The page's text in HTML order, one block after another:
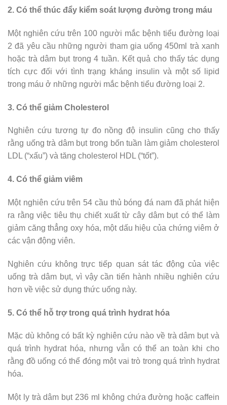
2. Có thể thúc đẩy kiểm soát lượng đường trong máu
Một nghiên cứu trên 100 người mắc bệnh tiểu đường loại
2 đã yêu cầu những người tham gia uống 450ml trà xanh
hoặc trà dâm bụt trong 4 tuần. Kết quả cho thấy tác dụng
tích cực đối với tình trạng kháng insulin và một số lipid
trong máu ở những người mắc bệnh tiểu đường loại 2.
3. Có thể giảm Cholesterol
Nghiên cứu tương tự đo nồng độ insulin cũng cho thấy
rằng uống trà dâm bụt trong bốn tuần làm giảm cholesterol
LDL (“xấu”) và tăng cholesterol HDL (“tốt”).
4. Có thể giảm viêm
Một nghiên cứu trên 54 cầu thủ bóng đá nam đã phát hiện
ra rằng việc tiêu thụ chiết xuất từ ​​cây dâm bụt có thể làm
giảm căng thẳng oxy hóa, một dấu hiệu của chứng viêm ở
các vận động viên.
Nghiên cứu không trực tiếp quan sát tác động của việc
uống trà dâm bụt, vì vậy cần tiến hành nhiều nghiên cứu
hơn về việc sử dụng thức uống này.
5. Có thể hỗ trợ trong quá trình hydrat hóa
Mặc dù không có bất kỳ nghiên cứu nào về trà dâm bụt và
quá trình hydrat hóa, nhưng vẫn có thể an toàn khi cho
rằng đồ uống có thể đóng một vai trò trong quá trình hydrat
hóa.
Một ly trà dâm bụt 236 ml không chứa đường hoặc caffein